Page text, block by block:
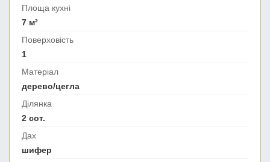
Площа кухні
7 м²
Поверховість
1
Матеріал
дерево/цегла
Ділянка
2 сот.
Дах
шифер